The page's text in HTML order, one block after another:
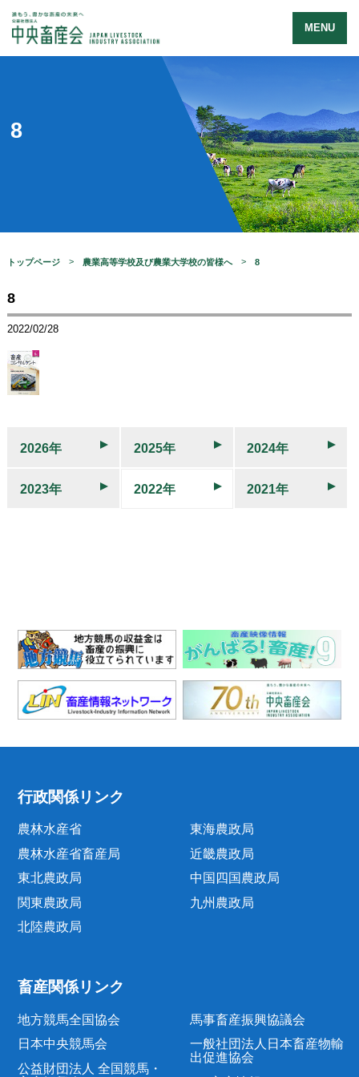
MENU
8
トップページ 農業高等学校及び農業大学校の皆様へ 8
8
2022/02/28
2026年 2025年 2024年
2023年 2022年 2021年
行政関係リンク
農林水産省
農林水産省畜産局
東北農政局
関東農政局
北陸農政局
東海農政局
近畿農政局
中国四国農政局
九州農政局
畜産関係リンク
地方競馬全国協会
日本中央競馬会
公益財団法人 全国競馬・
馬事畜産振興協議会
一般社団法人日本畜産物輸
出促進協会